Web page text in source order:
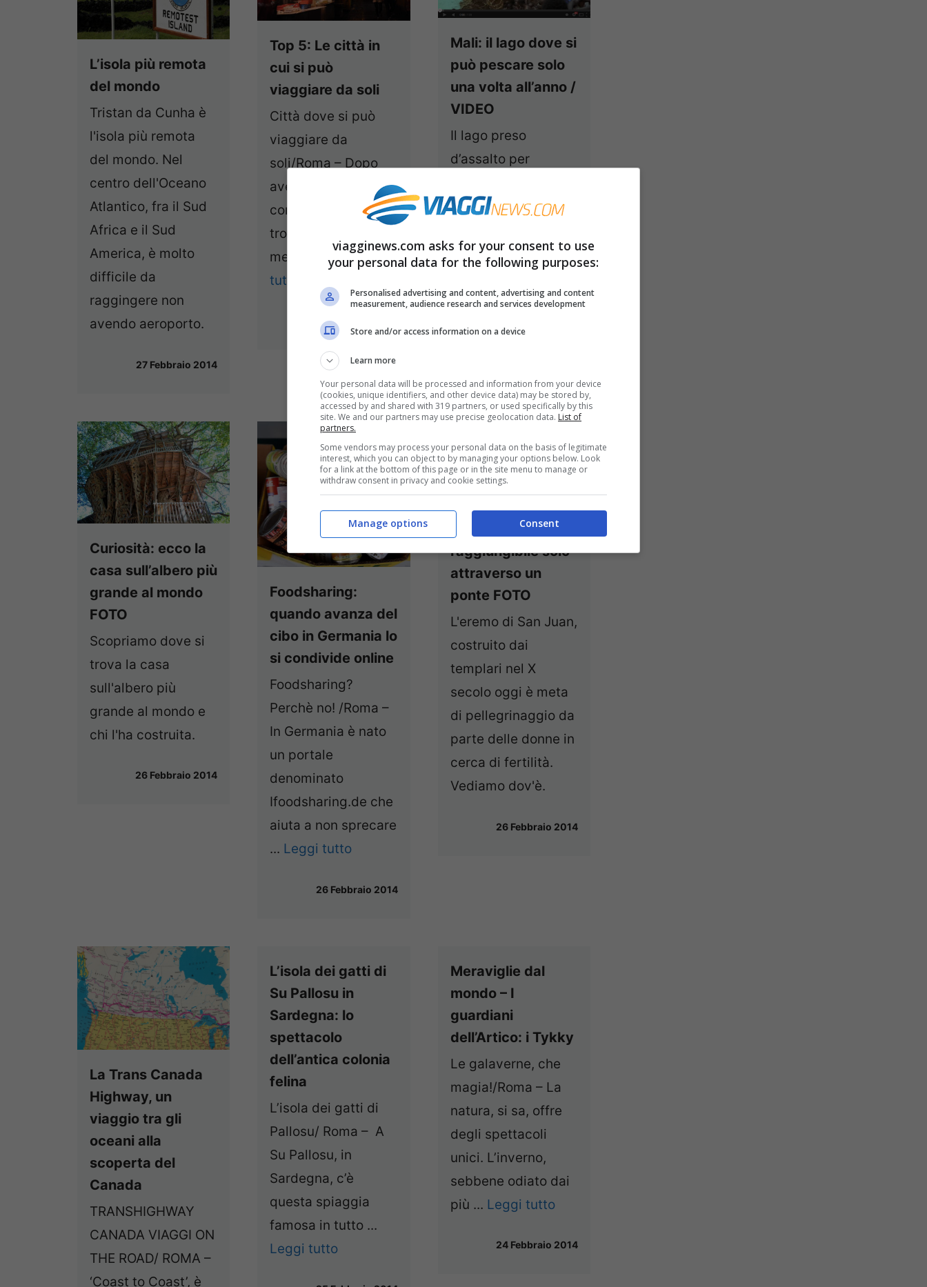
L’isola più remota
del mondo
Tristan da Cunha è
l'isola più remota
del mondo. Nel
centro dell'Oceano
Atlantico, fra il Sud
Africa e il Sud
America, è molto
difficile da
raggingere non
avendo aeroporto.
27 Febbraio 2014
Top 5: Le città in
cui si può
viaggiare da soli
Città dove si può
viaggiare da
soli/Roma – Dopo
avervi dato dei
consigli su come
trovare l’amore
mentre ...Leggi
tutto
27 Febbraio 2014
Mali: il lago dove si
può pescare solo
una volta all’anno /
VIDEO
Il lago preso
d’assalto per
Mali/Roma – Se noi
pensiamo alla pesca
tutto
Curiosità: ecco la
casa sull’albero più
grande al mondo
FOTO
Scopriamo dove si
trova la casa
sull'albero più
grande al mondo e
chi l'ha costruita.
26 Febbraio 2014
Foodsharing:
quando avanza del
cibo in Germania lo
si condivide online
Foodsharing?
Perchè no! /Roma –
In Germania è nato
un portale
denominato
Ifoodsharing.de che
aiuta a non sprecare
... Leggi tutto
26 Febbraio 2014
Spagna: isola di
Gatzelugatxe,
raggiungibile solo
attraverso un
ponte FOTO
L'eremo di San Juan,
costruito dai
templari nel X
secolo oggi è meta
di pellegrinaggio da
parte delle donne in
cerca di fertilità.
Vediamo dov'è.
26 Febbraio 2014
La Trans Canada
Highway, un
viaggio tra gli
oceani alla
scoperta del
Canada
TRANSHIGHWAY
CANADA VIAGGI ON
THE ROAD/ ROMA –
‘Coast to Coast’, è
L’isola dei gatti di
Su Pallosu in
Sardegna: lo
spettacolo
dell’antica colonia
felina
L’isola dei gatti di
Pallosu/ Roma – A
Su Pallosu, in
Sardegna, c’è
questa spiaggia
famosa in tutto ...
Leggi tutto
Meraviglie dal
mondo – I
guardiani
dell’Artico: i Tykky
Le galaverne, che
magia!/Roma – La
natura, si sa, offre
degli spettacoli
unici. L’inverno,
sebbene odiato dai
più ... Leggi tutto
24 Febbraio 2014
viagginews.com asks for your consent to use
your personal data for the following purposes:
Personalised advertising and content, advertising and content
measurement, audience research and services development
Store and/or access information on a device
Learn more
Your personal data will be processed and information from your device
(cookies, unique identifiers, and other device data) may be stored by,
accessed by and shared with 319 partners, or used specifically by this
site. We and our partners may use precise geolocation data. List of
partners.
Some vendors may process your personal data on the basis of legitimate
interest, which you can object to by managing your options below. Look
for a link at the bottom of this page or in the site menu to manage or
withdraw consent in privacy and cookie settings.
Consent
Manage options